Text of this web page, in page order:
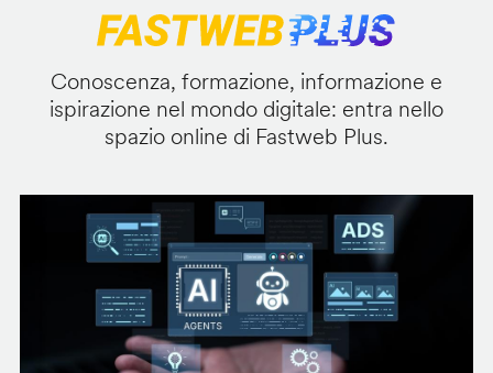
Conoscenza, formazione, informazione e
ispirazione nel mondo digitale: entra nello
spazio online di Fastweb Plus.